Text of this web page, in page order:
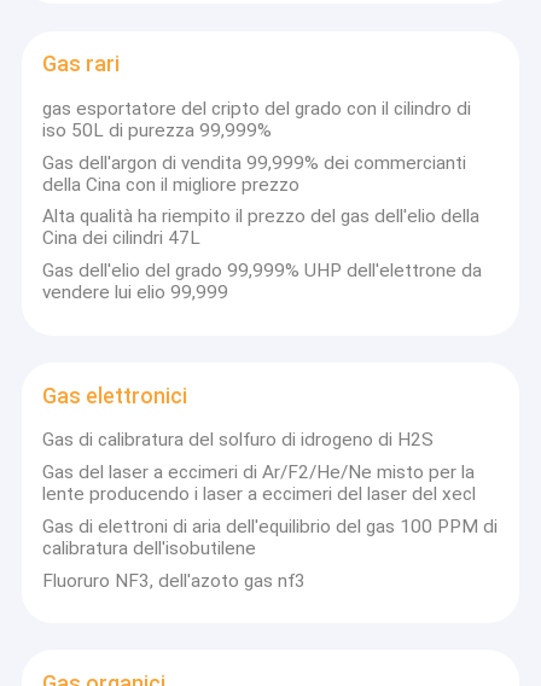
Gas rari
gas esportatore del cripto del grado con il cilindro di
iso 50L di purezza 99,999%
Gas dell'argon di vendita 99,999% dei commercianti
della Cina con il migliore prezzo
Alta qualità ha riempito il prezzo del gas dell'elio della
Cina dei cilindri 47L
Gas dell'elio del grado 99,999% UHP dell'elettrone da
vendere lui elio 99,999
Gas elettronici
Gas di calibratura del solfuro di idrogeno di H2S
Gas del laser a eccimeri di Ar/F2/He/Ne misto per la
lente producendo i laser a eccimeri del laser del xecl
Gas di elettroni di aria dell'equilibrio del gas 100 PPM di
calibratura dell'isobutilene
Fluoruro NF3, dell'azoto gas nf3